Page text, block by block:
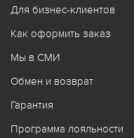
Для бизнес-клиентов
Как оформить заказ
Мы в СМИ
Обмен и возврат
Гарантия
Программа лояльности